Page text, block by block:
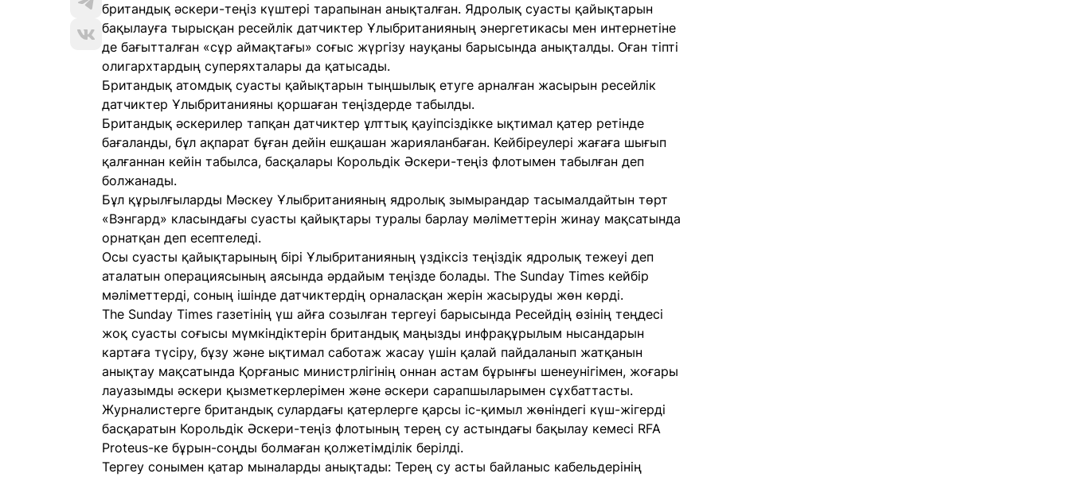
британдық әскери-теңіз күштері тарапынан анықталған. Ядролық суасты қайықтарын
бақылауға тырысқан ресейлік датчиктер Ұлыбританияның энергетикасы мен интернетіне
де бағытталған «сұр аймақтағы» соғыс жүргізу науқаны барысында анықталды. Оған тіпті
олигархтардың суперяхталары да қатысады.
Британдық атомдық суасты қайықтарын тыңшылық етуге арналған жасырын ресейлік
датчиктер Ұлыбританияны қоршаған теңіздерде табылды.
Британдық әскерилер тапқан датчиктер ұлттық қауіпсіздікке ықтимал қатер ретінде
бағаланды, бұл ақпарат бұған дейін ешқашан жарияланбаған. Кейбіреулері жағаға шығып
қалғаннан кейін табылса, басқалары Корольдік Әскери-теңіз флотымен табылған деп
болжанады.
Бұл құрылғыларды Мәскеу Ұлыбританияның ядролық зымырандар тасымалдайтын төрт
«Вэнгард» класындағы суасты қайықтары туралы барлау мәліметтерін жинау мақсатында
орнатқан деп есептеледі.
Осы суасты қайықтарының бірі Ұлыбританияның үздіксіз теңіздік ядролық тежеуі деп
аталатын операциясының аясында әрдайым теңізде болады. The Sunday Times кейбір
мәліметтерді, соның ішінде датчиктердің орналасқан жерін жасыруды жөн көрді.
The Sunday Times газетінің үш айға созылған тергеуі барысында Ресейдің өзінің теңдесі
жоқ суасты соғысы мүмкіндіктерін британдық маңызды инфрақұрылым нысандарын
картаға түсіру, бұзу және ықтимал саботаж жасау үшін қалай пайдаланып жатқанын
анықтау мақсатында Қорғаныс министрлігінің оннан астам бұрынғы шенеунігімен, жоғары
лауазымды әскери қызметкерлерімен және әскери сарапшыларымен сұхбаттасты.
Журналистерге британдық сулардағы қатерлерге қарсы іс-қимыл жөніндегі күш-жігерді
басқаратын Корольдік Әскери-теңіз флотының терең су астындағы бақылау кемесі RFA
Proteus-ке бұрын-соңды болмаған қолжетімділік берілді.
Тергеу сонымен қатар мыналарды анықтады: Терең су асты байланыс кабельдерінің